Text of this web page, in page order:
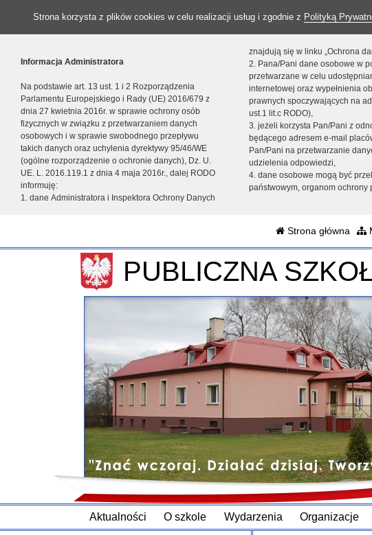
Strona korzysta z plików cookies w celu realizacji usług i zgodnie z Polityką
Informacja Administratora
Na podstawie art. 13 ust. 1 i 2 Rozporządzenia
Parlamentu Europejskiego i Rady (UE) 2016/679 z
dnia 27 kwietnia 2016r. w sprawie ochrony osób
fizycznych w związku z przetwarzaniem danych
osobowych i w sprawie swobodnego przepływu
takich danych oraz uchylenia dyrektywy 95/46/WE
(ogólne rozporządzenie o ochronie danych), Dz. U.
UE. L. 2016.119.1 z dnia 4 maja 2016r., dalej RODO
informuję:
1. dane Administratora i Inspektora Ochrony Danych
znajdują się w linku „Ochrona
2. Pana/Pani dane osobowe w
przetwarzane w celu
internetowej oraz wypełnienia
prawnych spoczywających na
ust.1 lit.c RODO),
3. jeżeli korzysta Pan/Pani z
będącego adresem e-mail
Pan/Pani na przetwarzanie
udzielenia odpowiedzi,
4. dane osobowe mogą być
państwowym, organom ochrony
Strona główna
PUBLICZNA
Aktualności O szkole Wydarzenia Organizacje